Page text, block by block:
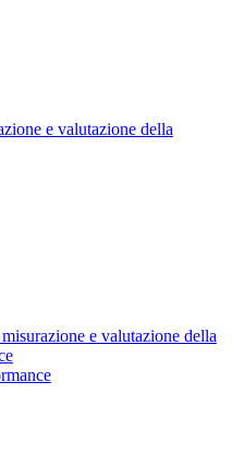
e valutazione della
e valutazione della